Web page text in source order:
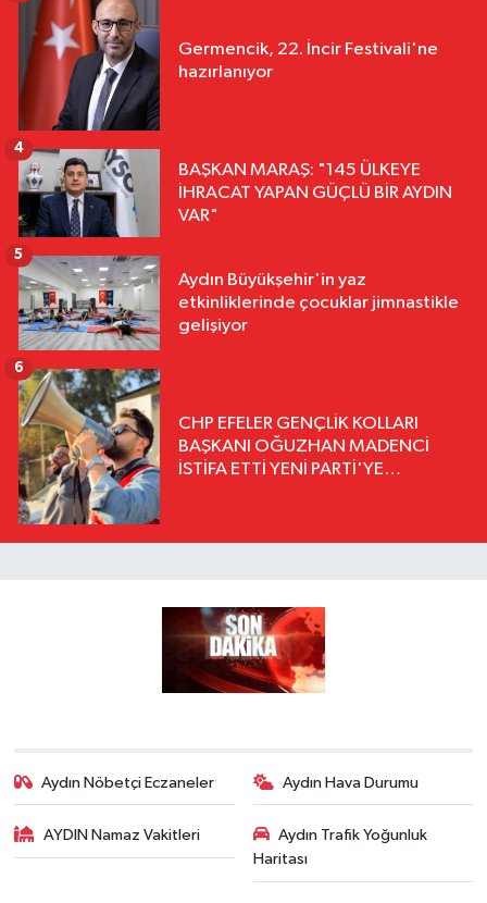
Germencik, 22. İncir Festivali'ne
hazırlanıyor
BAŞKAN MARAŞ: "145 ÜLKEYE
İHRACAT YAPAN GÜÇLÜ BİR AYDIN
VAR"
4
Aydın Büyükşehir'in yaz
etkinliklerinde çocuklar jimnastikle
gelişiyor
5
CHP EFELER GENÇLİK KOLLARI
BAŞKANI OĞUZHAN MADENCİ
İSTİFA ETTİ YENİ PARTİ'YE
6
Aydın Nöbetçi Eczaneler Aydın Hava Durumu
AYDIN Namaz Vakitleri
Aydın Trafik Yoğunluk
Haritası